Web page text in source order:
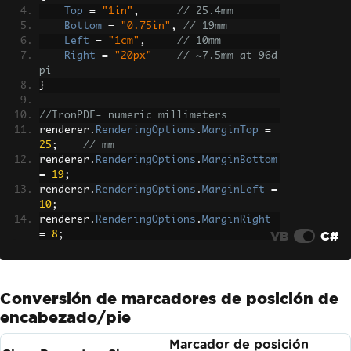
Top
= "1in" ,
// 25.4mm
Bottom
= "0.75in" ,
// 19mm
Left
= "1cm" ,
// 10mm
Right
= "20px"
// ~7.5mm at 96d
pi
}
//IronPDF- numeric millimeters
renderer . RenderingOptions . MarginTop
=
25 ;
// mm
renderer . RenderingOptions . MarginBottom
=
19;
renderer . RenderingOptions . MarginLeft
=
10;
renderer . RenderingOptions . MarginRight
=
8 ; VB C#
Conversión de marcadores de posición de
encabezado/pie
Marcador de posición